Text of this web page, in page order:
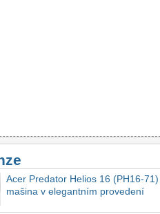
Acer Predator Helios 16 (PH16-
mašina v elegantním provedení